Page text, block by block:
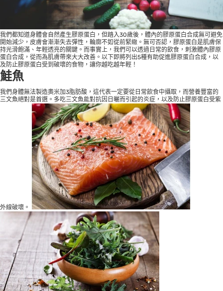
我們都知道身體會自然產生膠原蛋白，但踏入30歲後，體內的膠原蛋白合成無可避免
開始減少，皮膚會漸漸失去彈性，輪廓不如從前緊緻。無可否認，膠原蛋白是肌膚保
持光滑飽滿、年輕透亮的關鍵。而事實上，我們可以透過日常的飲食，刺激體內膠原
蛋白合成，從而為肌膚帶來大大改善。以下即將列出5種有助促進膠原蛋白合成，以
及防止膠原蛋白受到破壞的食物，讓你越吃越年輕！
鮭魚
我們身體無法製造奧米加3脂肪酸，這代表一定要從日常飲食中攝取，而營養豐富的
三文魚絕對是首選。多吃三文魚能對抗因日曬而引起的炎症，以及防止膠原蛋白受紫
外線破壞。